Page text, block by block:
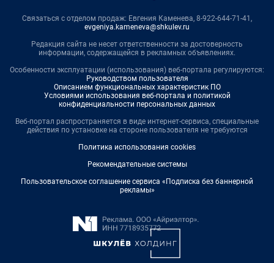
Связаться с отделом продаж: Евгения Каменева, 8-922-644-71-41,
evgeniya.kameneva@shkulev.ru
Редакция сайта не несет ответственности за достоверность
информации, содержащейся в рекламных объявлениях.
Особенности эксплуатации (использования) веб-портала регулируются:
Руководством пользователя
Описанием функциональных характеристик ПО
Условиями использования веб-портала и политикой
конфиденциальности персональных данных
Веб-портал распространяется в виде интернет-сервиса, специальные
действия по установке на стороне пользователя не требуются
Политика использования cookies
Рекомендательные системы
Пользовательское соглашение сервиса «Подписка без баннерной
рекламы»